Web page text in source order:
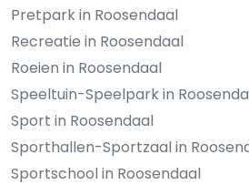
Pretpark in Roosendaal
Recreatie in Roosendaal
Roeien in Roosendaal
Speeltuin-Speelpark in
Sport in Roosendaal
Sporthallen-Sportzaal in
Sportschool in Roosendaal